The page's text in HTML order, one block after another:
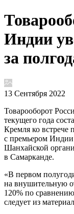
Индии
за
13 Сентября 2022
Товарооборот
текущего года
Кремля ко встрече
с премьером
Шанхайской
в Самарканде.
«В первом
на внушительную
120% по
следует из